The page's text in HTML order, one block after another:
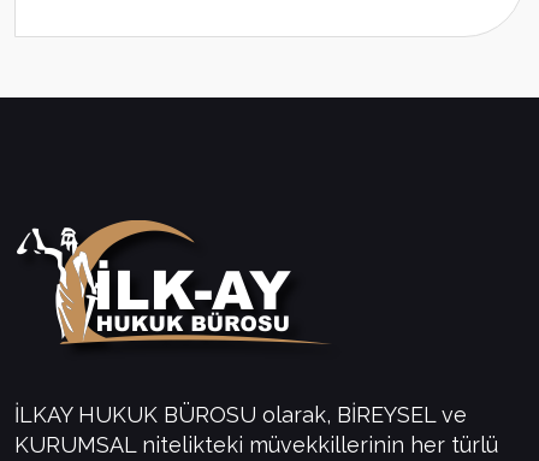
İLKAY HUKUK BÜROSU olarak, BİREYSEL ve
KURUMSAL nitelikteki müvekkillerinin her türlü